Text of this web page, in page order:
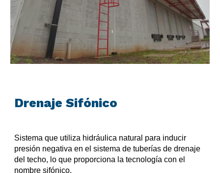
Drenaje Sifónico
Sistema que utiliza hidráulica natural para inducir
presión negativa en el sistema de tuberías de drenaje
del techo, lo que proporciona la tecnología con el
nombre sifónico.